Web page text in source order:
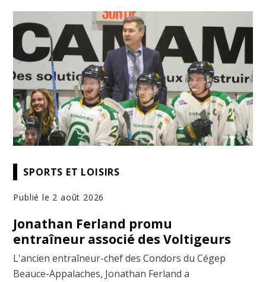
SPORTS ET LOISIRS
Publié le 2 août 2026
Jonathan Ferland promu
entraîneur associé des Voltigeurs
L'ancien entraîneur-chef des Condors du Cégep
Beauce-Appalaches, Jonathan Ferland a